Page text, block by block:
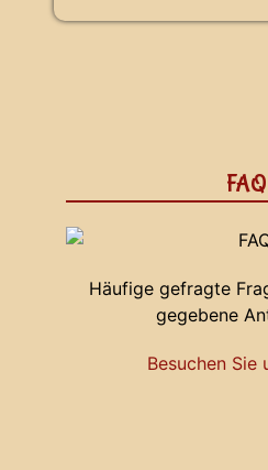
FAQ
Häufige gefragte
gegebene
Besuchen Sie